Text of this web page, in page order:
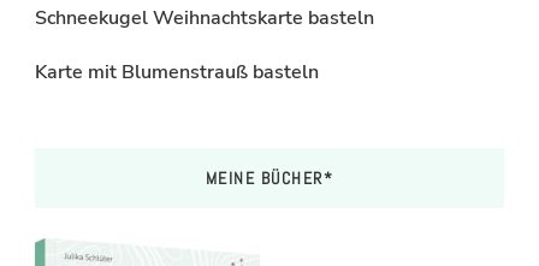
Schneekugel Weihnachtskarte basteln
Karte mit Blumenstrauß basteln
MEINE BÜCHER*